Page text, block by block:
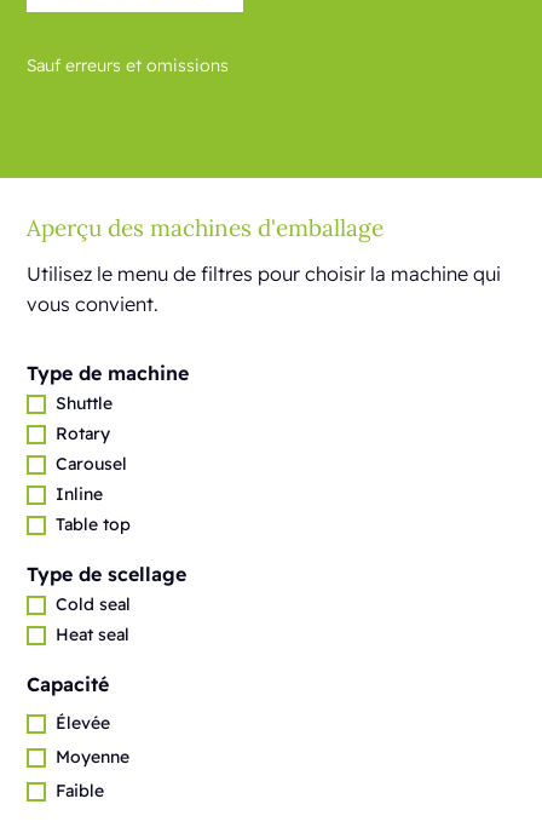
Sauf erreurs et omissions
Aperçu des machines d'emballage
Utilisez le menu de filtres pour choisir la machine qui
vous convient.
Type de machine
Shuttle
Rotary
Carousel
Inline
Table top
Type de scellage
Cold seal
Heat seal
Capacité
Élevée
Moyenne
Faible